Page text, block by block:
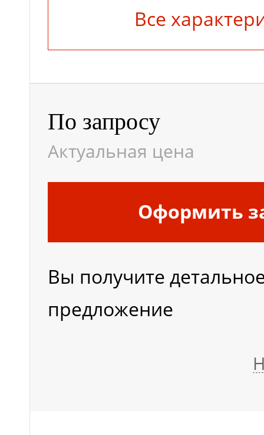
Все
По запросу
Актуальная цена
Оформить
Вы получите
предложение